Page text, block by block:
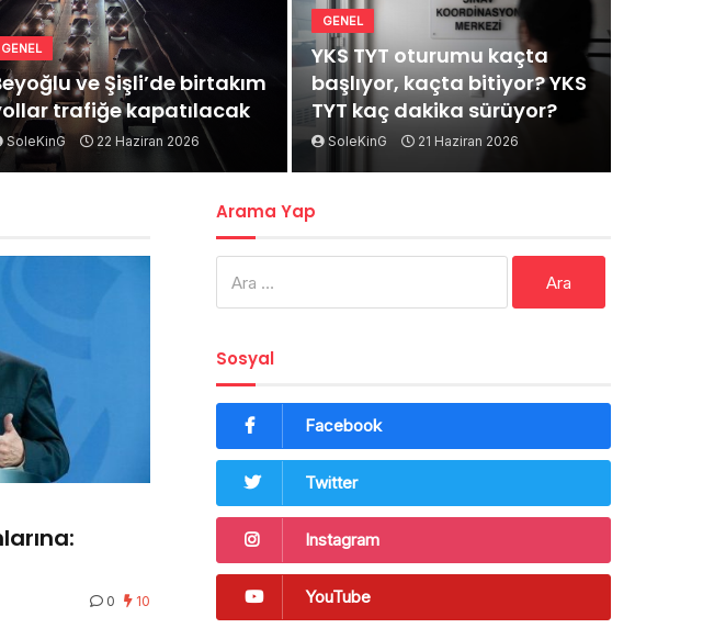
GENEL
ve Şişli’de birtakım
trafiğe kapatılacak
SoleKinG 22 Haziran 2026
GENEL
YKS TYT oturumu kaçta
başlıyor, kaçta bitiyor? YKS
TYT kaç dakika sürüyor?
SoleKinG 21 Haziran 2026
0 10
Arama Yap
Sosyal
Facebook
Twitter
Instagram
YouTube